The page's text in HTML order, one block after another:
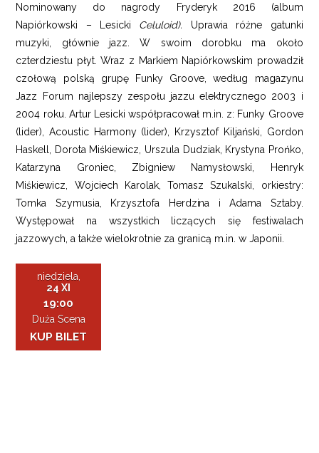
Nominowany do nagrody Fryderyk 2016 (album
Napiórkowski – Lesicki Celuloid). Uprawia różne gatunki
muzyki, głównie jazz. W swoim dorobku ma około
czterdziestu płyt. Wraz z Markiem Napiórkowskim prowadził
czołową polską grupę Funky Groove, według magazynu
Jazz Forum najlepszy zespołu jazzu elektrycznego 2003 i
2004 roku. Artur Lesicki współpracował m.in. z: Funky Groove
(lider), Acoustic Harmony (lider), Krzysztof Kiljański, Gordon
Haskell, Dorota Miśkiewicz, Urszula Dudziak, Krystyna Prońko,
Katarzyna Groniec, Zbigniew Namysłowski, Henryk
Miśkiewicz, Wojciech Karolak, Tomasz Szukalski, orkiestry:
Tomka Szymusia, Krzysztofa Herdzina i Adama Sztaby.
Występował na wszystkich liczących się festiwalach
jazzowych, a także wielokrotnie za granicą m.in. w Japonii.
niedziela,
24 XI
19:00
Duża Scena
KUP BILET